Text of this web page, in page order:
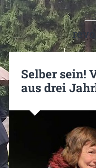
Selber sein!
aus drei